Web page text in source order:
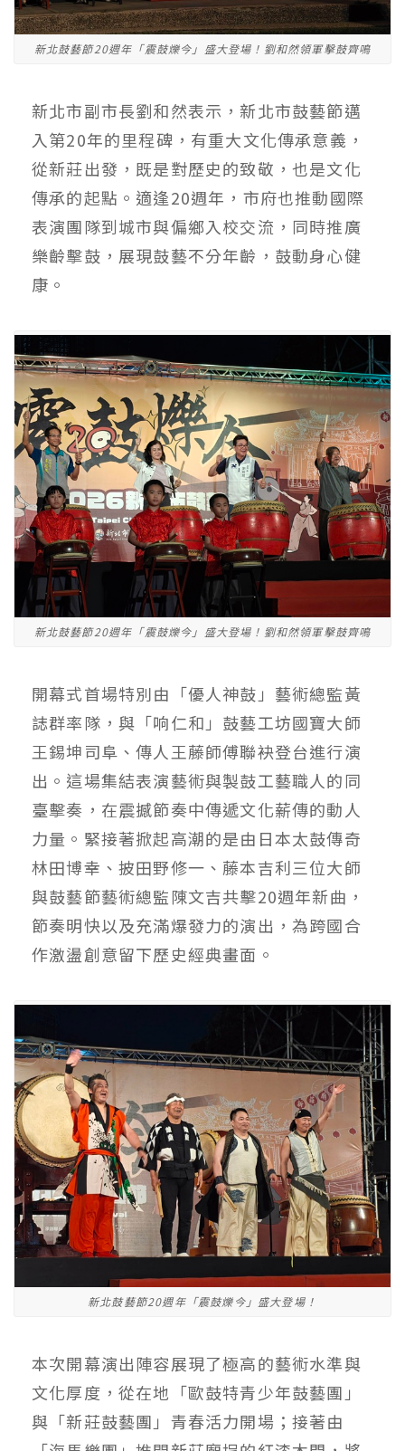
新北鼓藝節20週年「震鼓爍今」盛大登場！劉和然領軍擊鼓齊鳴
新北市副市長劉和然表示，新北市鼓藝節邁
入第20年的里程碑，有重大文化傳承意義，
從新莊出發，既是對歷史的致敬，也是文化
傳承的起點。適逢20週年，市府也推動國際
表演團隊到城市與偏鄉入校交流，同時推廣
樂齡擊鼓，展現鼓藝不分年齡，鼓動身心健
康。
新北鼓藝節20週年「震鼓爍今」盛大登場！劉和然領軍擊鼓齊鳴
開幕式首場特別由「優人神鼓」藝術總監黃
誌群率隊，與「响仁和」鼓藝工坊國寶大師
王錫坤司阜、傳人王藤師傅聯袂登台進行演
出。這場集結表演藝術與製鼓工藝職人的同
臺擊奏，在震撼節奏中傳遞文化薪傳的動人
力量。緊接著掀起高潮的是由日本太鼓傳奇
林田博幸、披田野修一、藤本吉利三位大師
與鼓藝節藝術總監陳文吉共擊20週年新曲，
節奏明快以及充滿爆發力的演出，為跨國合
作激盪創意留下歷史經典畫面。
新北鼓藝節20週年「震鼓爍今」盛大登場！
本次開幕演出陣容展現了極高的藝術水準與
文化厚度，從在地「歐鼓特青少年鼓藝團」
與「新莊鼓藝團」青春活力開場；接著由